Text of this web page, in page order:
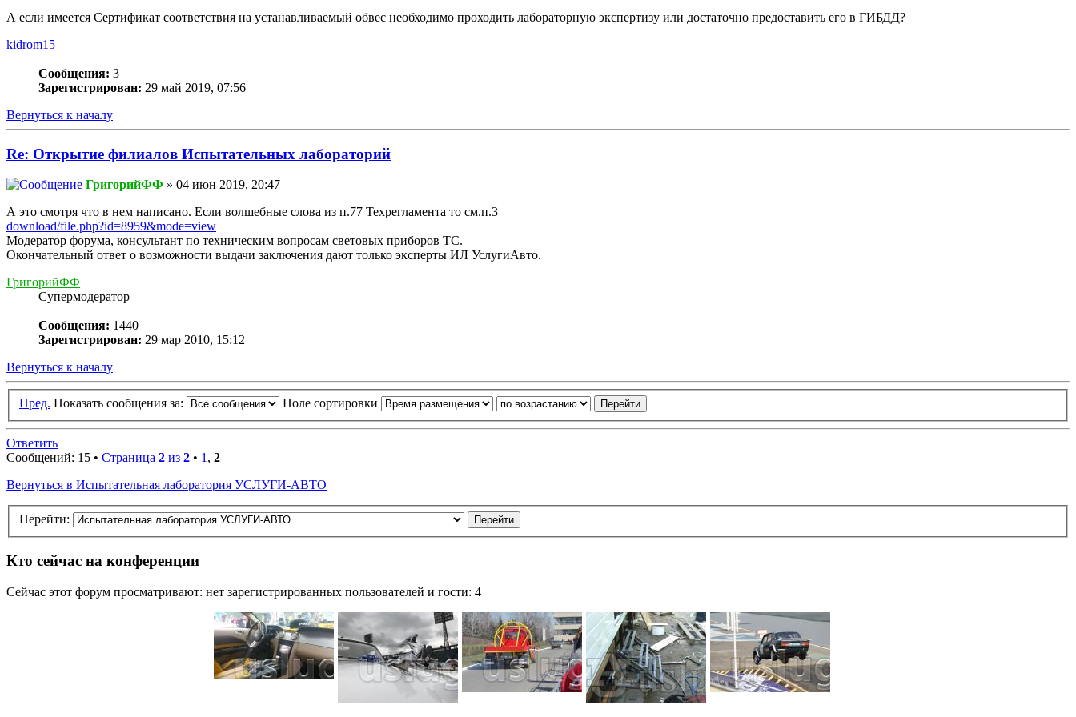
А если имеется Сертификат соответствия на устанавливаемый обвес необходимо проходить лабораторную экспертизу или достаточно предоставить его в ГИБДД?
kidrom15
Сообщения: 3
Зарегистрирован: 29 май 2019, 07:56
Вернуться к началу
Re: Открытие филиалов Испытательных лабораторий
ГригорийФФ » 04 июн 2019, 20:47
А это смотря что в нем написано. Если волшебные слова из п.77 Техрегламента то см.п.3
download/file.php?id=8959&mode=view
Модератор форума, консультант по техническим вопросам световых приборов ТС.
Окончательный ответ о возможности выдачи заключения дают только эксперты ИЛ УслугиАвто.
ГригорийФФ
Супермодератор
Сообщения: 1440
Зарегистрирован: 29 мар 2010, 15:12
Вернуться к началу
Пред. Показать сообщения за: Поле сортировки
Ответить
Сообщений: 15 • Страница 2 из 2 • 1 , 2
Вернуться в Испытательная лаборатория УСЛУГИ-АВТО
Перейти:
Кто сейчас на конференции
Сейчас этот форум просматривают: нет зарегистрированных пользователей и гости: 4